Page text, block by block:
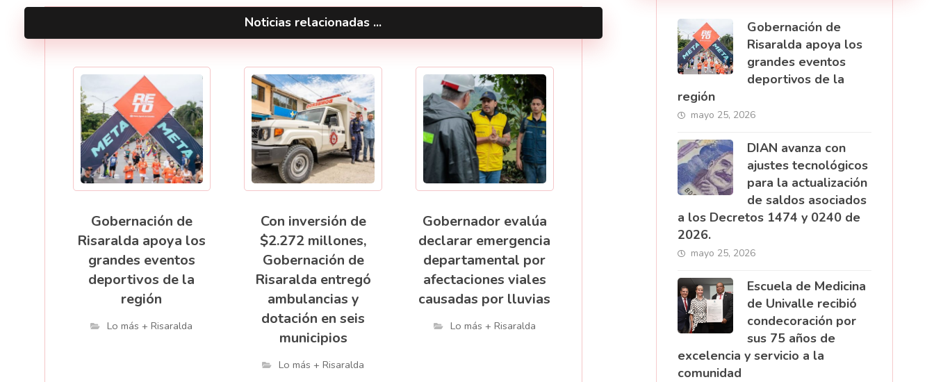
Noticias relacionadas ...
Gobernación de
Risaralda apoya los
grandes eventos
deportivos de la
región
Lo más + Risaralda
Con inversión de
$2.272 millones,
Gobernación de
Risaralda entregó
ambulancias y
dotación en seis
municipios
Lo más + Risaralda
Gobernador evalúa
declarar emergencia
departamental por
afectaciones viales
causadas por lluvias
Lo más + Risaralda
Gobernación de
Risaralda apoya los
grandes eventos
deportivos de la
región
mayo 25, 2026
DIAN avanza con
ajustes tecnológicos
para la actualización
de saldos asociados
a los Decretos 1474 y 0240 de
2026.
mayo 25, 2026
Escuela de Medicina
de Univalle recibió
condecoración por
sus 75 años de
excelencia y servicio a la
comunidad